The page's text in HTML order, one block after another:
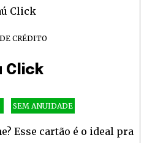
CRÉDITO
Click
SEM ANUIDADE
Esse cartão é o ideal pra